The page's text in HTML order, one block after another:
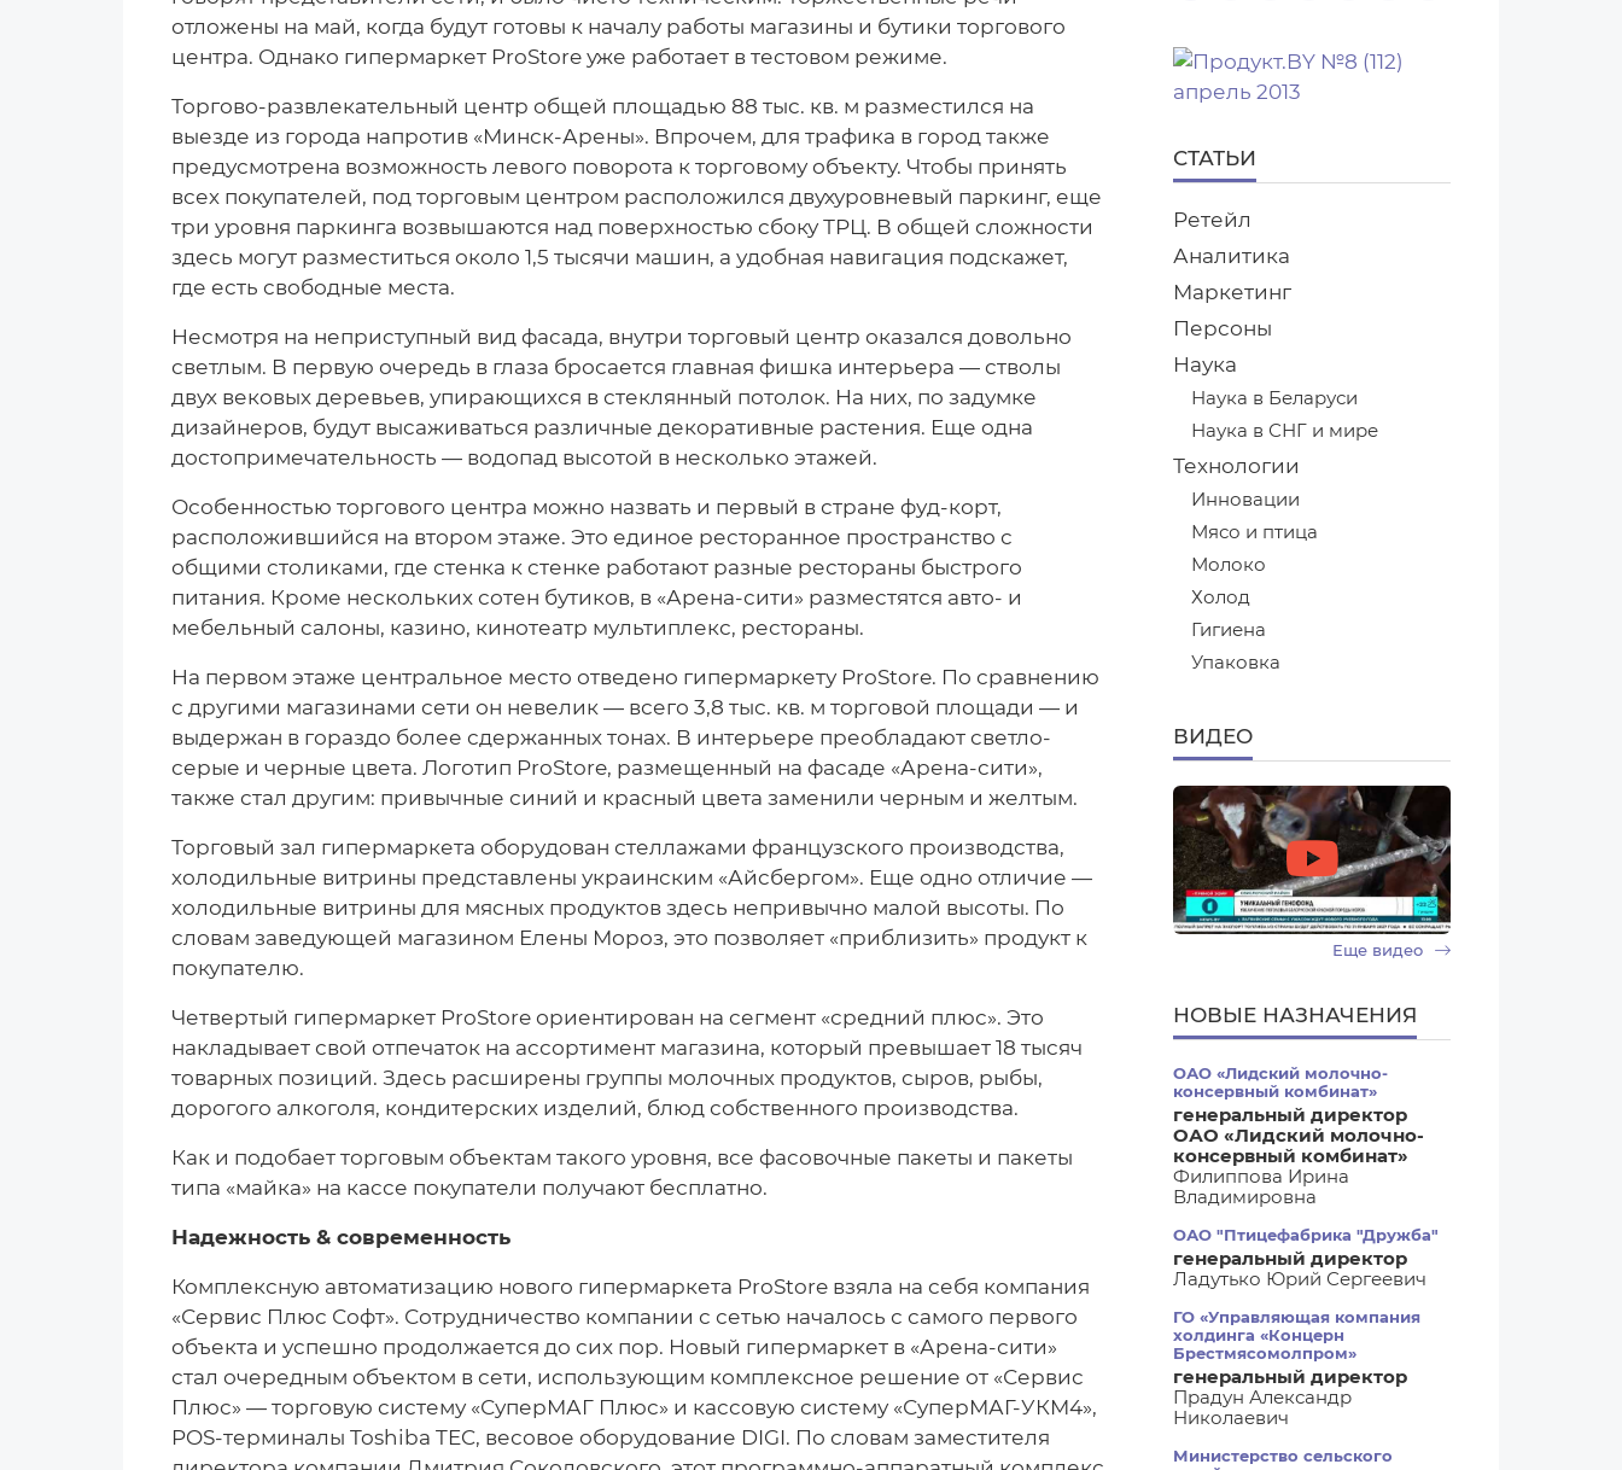
отложены на май, когда будут готовы к началу работы магазины и бутики торгового
центра. Однако гипермаркет ProStore уже работает в тестовом режиме.
Торгово-развлекательный центр общей площадью 88 тыс. кв. м разместился на
выезде из города напротив «Минск-Арены». Впрочем, для трафика в город также
преду­смотрена возможность левого поворота к торговому объекту. Чтобы принять
всех покупателей, под торговым центром расположился двухуровневый паркинг, еще
три уровня паркинга возвышаются над поверхностью сбоку ТРЦ. В общей сложности
здесь могут разместиться около 1,5 тысячи машин, а удобная навигация подскажет,
где есть свободные места.
Несмотря на неприступный вид фасада, внутри торговый центр оказался довольно
светлым. В первую очередь в глаза бросается главная фишка интерьера — стволы
двух вековых деревьев, упирающихся в стеклянный потолок. На них, по задумке
дизайнеров, будут высаживаться различные декоративные растения. Еще одна
достопримечательность — водопад высотой в несколько этажей.
Особенностью торгового центра можно назвать и первый в стране фуд-корт,
расположившийся на втором этаже. Это единое ресторанное пространство с
общими столиками, где стенка к стенке работают разные рестораны быстрого
питания. Кроме нескольких сотен бутиков, в «Арена-сити» разместятся авто- и
мебельный салоны, казино, кинотеатр мультиплекс, рестораны.
На первом этаже центральное место отведено гипермаркету ProStore. По сравнению
с другими магазинами сети он невелик — всего 3,8 тыс. кв. м торговой площади — и
выдержан в гораздо более сдержанных тонах. В интерьере преобладают светло-
серые и черные цвета. Логотип ProStore, размещенный на фасаде «Арена-сити»,
также стал другим: привычные синий и красный цвета заменили черным и желтым.
Торговый зал гипермаркета оборудован стеллажами французского производства,
холодильные витрины представлены украинским «Айсбергом». Еще одно отличие —
холодильные витрины для мясных продуктов здесь непривычно малой высоты. По
словам заведующей магазином Елены Мороз, это позволяет «приблизить» продукт к
покупателю.
Четвертый гипермаркет ProStore ориентирован на сегмент «средний плюс». Это
накладывает свой отпечаток на ассортимент магазина, который превышает 18 тысяч
товарных позиций. Здесь расширены группы молочных продуктов, сыров, рыбы,
дорогого алкоголя, кондитерских изделий, блюд собственного производства.
Как и подобает торговым объектам такого уровня, все фасовочные пакеты и пакеты
типа «майка» на кассе покупатели получают бесплатно.
Надежность & современность
Комплексную автоматизацию нового гипермаркета ProStore взяла на себя компания
«Сервис Плюс Софт». Сотрудничество компании с сетью началось с самого первого
объекта и успешно продолжается до сих пор. Новый гипермаркет в «Арена-сити»
стал очередным объектом в сети, использующим комплексное решение от «Сервис
Плюс» — торговую систему «СуперМАГ Плюс» и кассовую систему «СуперМАГ-УКМ4»,
POS-терминалы Toshiba TEC, весовое оборудование DIGI. По словам заместителя
СТАТЬИ
Ретейл
Аналитика
Маркетинг
Персоны
Наука
Наука в Беларуси
Наука в СНГ и мире
Технологии
Инновации
Мясо и птица
Молоко
Холод
Гигиена
Упаковка
ВИДЕО
Еще видео
НОВЫЕ НАЗНАЧЕНИЯ
ОАО «Лидский молочно-
консервный комбинат»
генеральный директор
ОАО «Лидский молочно-
консервный комбинат»
Филиппова Ирина
Владимировна
ОАО "Птицефабрика "Дружба"
генеральный директор
Ладутько Юрий Сергеевич
ГО «Управляющая компания
холдинга «Концерн
Брестмясомолпром»
генеральный директор
Прадун Александр
Николаевич
Министерство сельского